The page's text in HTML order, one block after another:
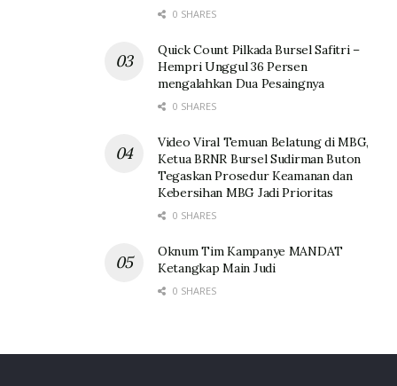
0 SHARES
Quick Count Pilkada Bursel Safitri –
Hempri Unggul 36 Persen
mengalahkan Dua Pesaingnya
0 SHARES
Video Viral Temuan Belatung di MBG,
Ketua BRNR Bursel Sudirman Buton
Tegaskan Prosedur Keamanan dan
Kebersihan MBG Jadi Prioritas
0 SHARES
Oknum Tim Kampanye MANDAT
Ketangkap Main Judi
0 SHARES